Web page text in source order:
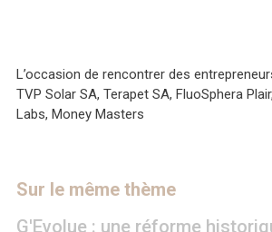
Sur le même thème
G'Evolue : une réforme
L’occasion de rencontrer des
TVP Solar SA, Terapet SA, FluoSphera
Labs, Money Masters